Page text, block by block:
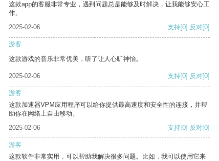
这款app的客服非常专业，遇到问题总是能够及时解决，让我能够安心工
作。
2025-02-06
支持[0] 反对[0]
游客
这款游戏的音乐非常优美，听了让人心旷神怡。
2025-02-06 支持[0] 反对[0]
游客
这款加速器VPM应用程序可以给你提供最高速度和安全性的连接，并帮
助你在网络上自由移动。
2025-02-06
支持[0] 反对[0]
游客
这款软件非常实用，可以帮助我解决很多问题。比如，我可以使用它来